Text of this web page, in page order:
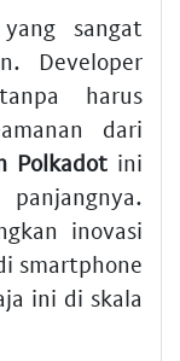
sangat
Developer
harus
dari
Polkadotini
inovasi
smartphone
ini di skala